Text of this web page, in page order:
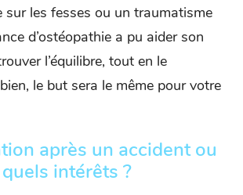
sur les fesses ou un traumatisme
d’ostéopathie a pu aider son
l’équilibre, tout en le
le but sera le même pour votre
après un accident ou
intérêts ?